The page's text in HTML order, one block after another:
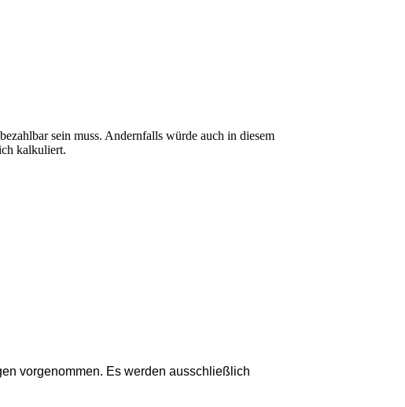
sein muss. Andernfalls würde auch in diesem
kalkuliert.
vorgenommen. Es werden ausschließlich